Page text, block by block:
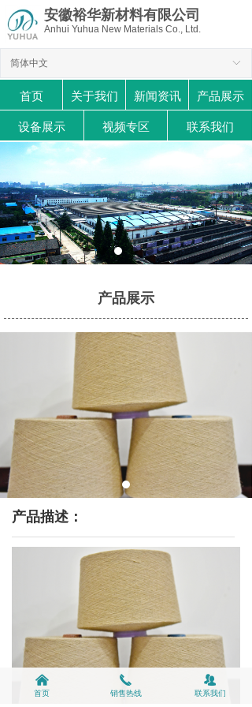
首页 关于我们 新闻资讯
产品展示
设备展示
视频专区 联系我们
ꀅ
简体中文
安徽裕华新材料有限公司
Anhui Yuhua New Materials Co., Ltd.
产品展示
产品描述：
낀
首页
끅
销售热线
뀡
联系我们